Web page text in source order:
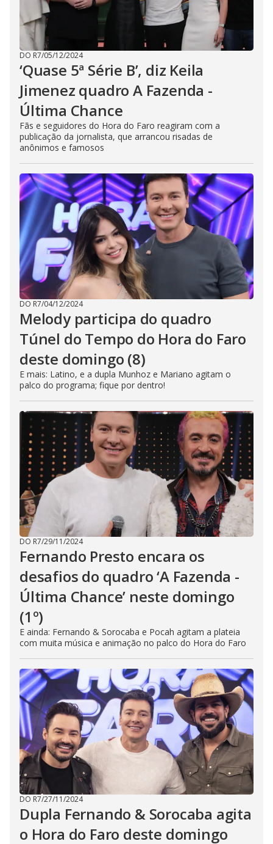
DO R7/05/12/2024
‘Quase 5ª Série B’, diz Keila
Jimenez quadro A Fazenda -
Última Chance
Fãs e seguidores do Hora do Faro reagiram com a
publicação da jornalista, que arrancou risadas de
anônimos e famosos
DO R7/04/12/2024
Melody participa do quadro
Túnel do Tempo do Hora do Faro
deste domingo (8)
E mais: Latino, e a dupla Munhoz e Mariano agitam o
palco do programa; fique por dentro!
DO R7/29/11/2024
Fernando Presto encara os
desafios do quadro ‘A Fazenda -
Última Chance’ neste domingo
(1º)
E ainda: Fernando & Sorocaba e Pocah agitam a plateia
com muita música e animação no palco do Hora do Faro
DO R7/27/11/2024
Dupla Fernando & Sorocaba agita
o Hora do Faro deste domingo